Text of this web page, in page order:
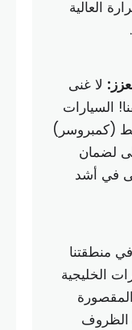
العالية
لا غنى
السيارات
(كمبروسر)
لضمان
في أشد
منطقتنا
الخليجية
الظروف